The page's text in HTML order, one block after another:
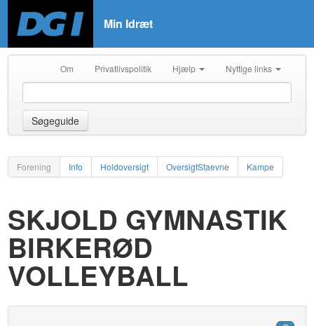
Min Idræt
Om Privatlivspolitik Hjælp Nyttige links
Søgeguide
Forening Info Holdoversigt OversigtStaevne Kampe
SKJOLD GYMNASTIK
BIRKERØD
VOLLEYBALL